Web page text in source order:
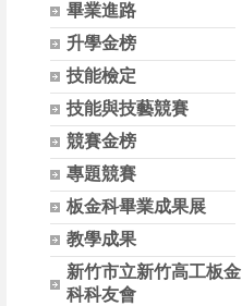
畢業進路
升學金榜
技能檢定
技能與技藝競賽
競賽金榜
專題競賽
板金科畢業成果展
教學成果
新竹市立新竹高工板金
科科友會